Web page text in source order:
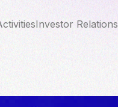
Investor Relations